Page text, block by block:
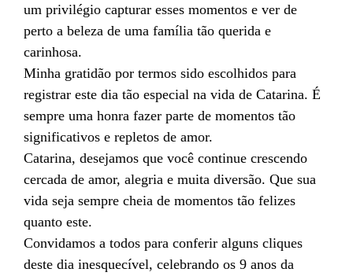
um privilégio capturar esses momentos e ver de
perto a beleza de uma família tão querida e
carinhosa.
Minha gratidão por termos sido escolhidos para
registrar este dia tão especial na vida de Catarina. É
sempre uma honra fazer parte de momentos tão
significativos e repletos de amor.
Catarina, desejamos que você continue crescendo
cercada de amor, alegria e muita diversão. Que sua
vida seja sempre cheia de momentos tão felizes
quanto este.
Convidamos a todos para conferir alguns cliques
deste dia inesquecível, celebrando os 9 anos da